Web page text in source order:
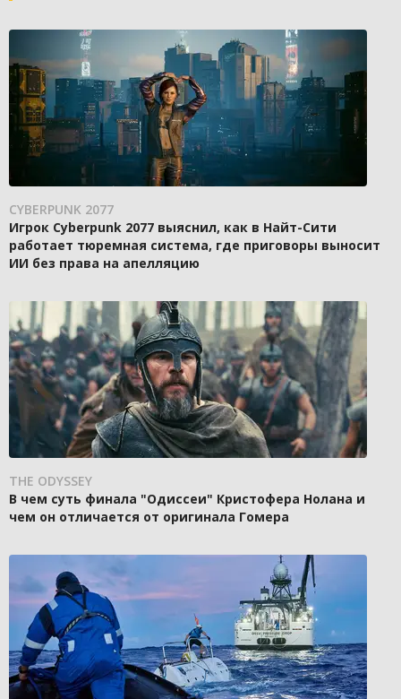
CYBERPUNK 2077
Игрок Cyberpunk 2077 выяснил, как в Найт-Сити
работает тюремная система, где приговоры выносит
ИИ без права на апелляцию
THE ODYSSEY
В чем суть финала "Одиссеи" Кристофера Нолана и
чем он отличается от оригинала Гомера